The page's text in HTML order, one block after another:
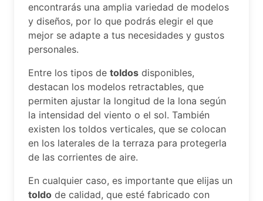
encontrarás una amplia variedad de modelos
y diseños, por lo que podrás elegir el que
mejor se adapte a tus necesidades y gustos
personales.
Entre los tipos de toldos disponibles,
destacan los modelos retractables, que
permiten ajustar la longitud de la lona según
la intensidad del viento o el sol. También
existen los toldos verticales, que se colocan
en los laterales de la terraza para protegerla
de las corrientes de aire.
En cualquier caso, es importante que elijas un
toldo de calidad, que esté fabricado con